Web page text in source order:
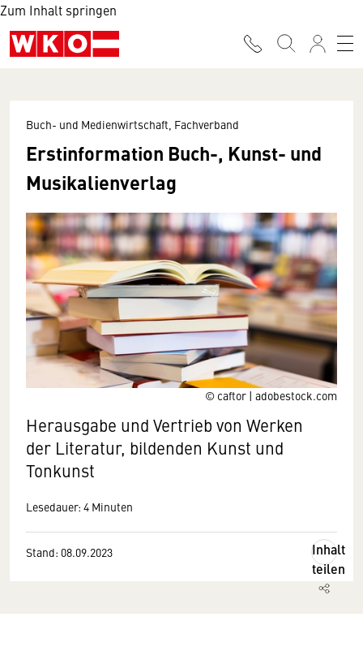
Zum Inhalt springen
© caftor | adobestock.com
Buch- und Medienwirtschaft, Fachverband
Erstinformation Buch-, Kunst- und
Musikalienverlag
Herausgabe und Vertrieb von Werken
der Literatur, bildenden Kunst und
Tonkunst
Lesedauer: 4 Minuten
Stand: 08.09.2023
Inhalt
teilen